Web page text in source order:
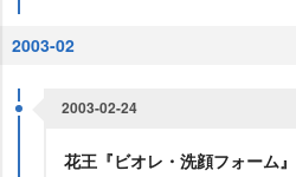
2003-02
2003-02-24
花王『ビオレ・洗顔フォーム』